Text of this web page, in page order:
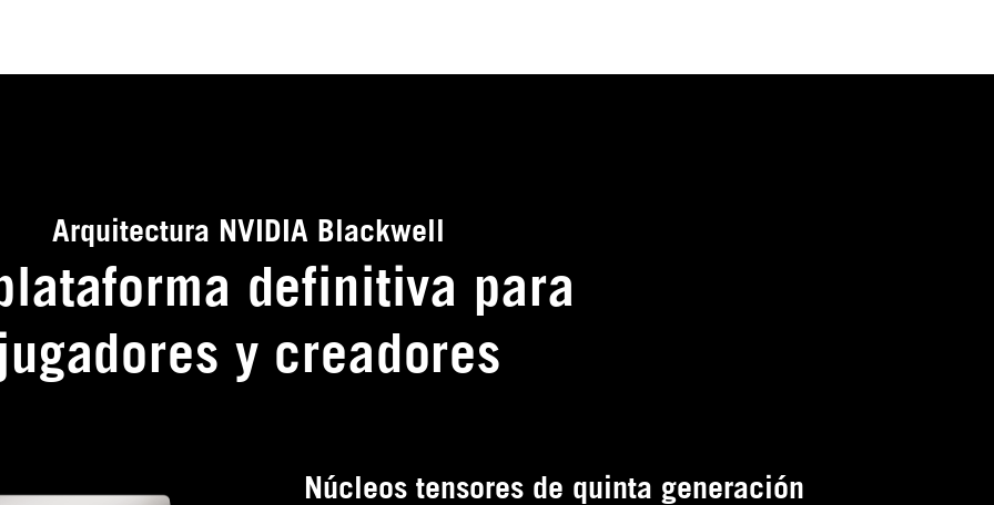
Arquitectura NVIDIA Blackwell
definitiva para
y creadores
Núcleos tensores de quinta generación